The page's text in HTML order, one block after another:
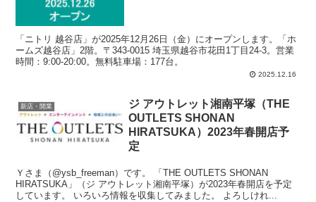
「ニトリ 越谷店」が2025年12月26日（金）にオープンします。「ホ
ームズ越谷店」2階。〒343-0015 埼玉県越谷市花田1丁目24-3。営業
時間：9:00-20:00。無料駐車場：177台。
2025.12.16
新店・開業
ジ アウトレット湘南平塚（THE
OUTLETS SHONAN
HIRATSUKA）2023年春開店予
定
Ｙさま（@ysb_freeman）です。 「THE OUTLETS SHONAN
HIRATSUKA」（ジ アウトレット湘南平塚）が2023年春開店を予定
しています。 いろいろ情報を収集してみました。 よろしけれ...